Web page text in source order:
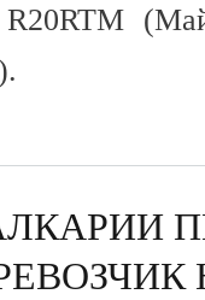
R20RTM